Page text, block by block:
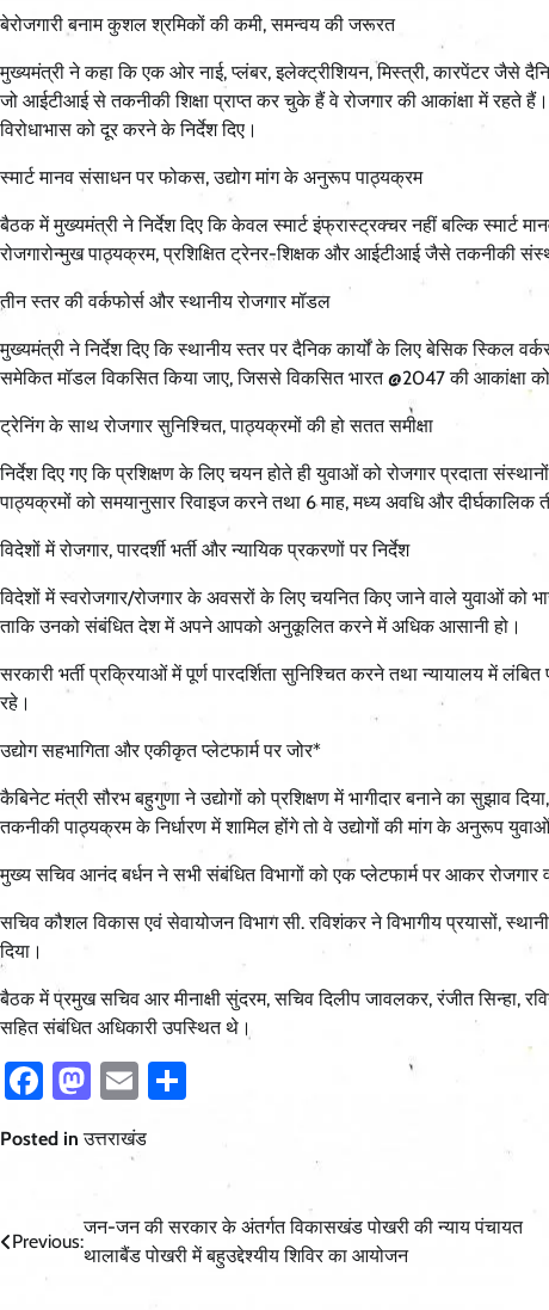
बेरोजगारी बनाम कुशल श्रमिकों की कमी, समन्वय की जरूरत
मुख्यमंत्री ने कहा कि एक ओर नाई, प्लंबर, इलेक्ट्रीशियन, मिस्त्री, कारपेंटर जैसे
जो आईटीआई से तकनीकी शिक्षा प्राप्त कर चुके हैं वे रोजगार की आकांक्षा में रहते
विरोधाभास को दूर करने के निर्देश दिए।
स्मार्ट मानव संसाधन पर फोकस, उद्योग मांग के अनुरूप पाठ्यक्रम
बैठक में मुख्यमंत्री ने निर्देश दिए कि केवल स्मार्ट इंफ्रास्ट्रक्चर नहीं बल्कि स्मार्ट
रोजगारोन्मुख पाठ्यक्रम, प्रशिक्षित ट्रेनर-शिक्षक और आईटीआई जैसे तकनीकी
तीन स्तर की वर्कफोर्स और स्थानीय रोजगार मॉडल
मुख्यमंत्री ने निर्देश दिए कि स्थानीय स्तर पर दैनिक कार्यों के लिए बेसिक स्किल
समेकित मॉडल विकसित किया जाए, जिससे विकसित भारत @2047 की आकांक्षा
ट्रेनिंग के साथ रोजगार सुनिश्चित, पाठ्यक्रमों की हो सतत समीक्षा
निर्देश दिए गए कि प्रशिक्षण के लिए चयन होते ही युवाओं को रोजगार प्रदाता
पाठ्यक्रमों को समयानुसार रिवाइज करने तथा 6 माह, मध्य अवधि और
विदेशों में रोजगार, पारदर्शी भर्ती और न्यायिक प्रकरणों पर निर्देश
विदेशों में स्वरोजगार/रोजगार के अवसरों के लिए चयनित किए जाने वाले युवाओं
ताकि उनको संबंधित देश में अपने आपको अनुकूलित करने में अधिक आसानी हो।
सरकारी भर्ती प्रक्रियाओं में पूर्ण पारदर्शिता सुनिश्चित करने तथा न्यायालय में
रहे।
उद्योग सहभागिता और एकीकृत प्लेटफार्म पर जोर*
कैबिनेट मंत्री सौरभ बहुगुणा ने उद्योगों को प्रशिक्षण में भागीदार बनाने का सुझाव
तकनीकी पाठ्यक्रम के निर्धारण में शामिल होंगे तो वे उद्योगों की मांग के अनुरूप
मुख्य सचिव आनंद बर्धन ने सभी संबंधित विभागों को एक प्लेटफार्म पर आकर रोजगार
सचिव कौशल विकास एवं सेवायोजन विभाग सी. रविशंकर ने विभागीय प्रयासों,
दिया।
बैठक में प्रमुख सचिव आर मीनाक्षी सुंदरम, सचिव दिलीप जावलकर, रंजीत सिन्हा,
सहित संबंधित अधिकारी उपस्थित थे।
Facebook
Mastodon
Email
Posted inउत्तराखंड
Post
navigation
Previous:
जन-जन की सरकार के अंतर्गत विकासखंड पोखरी की न्याय पंचायत
थालाबैंड पोखरी में बहुउद्देश्यीय शिविर का आयोजन